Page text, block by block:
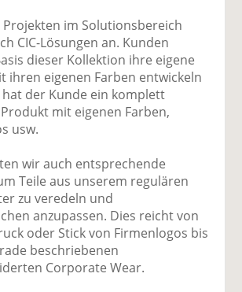
im Solutionsbereich
CIC-Lösungen an. Kunden
dieser Kollektion ihre eigene
ihren eigenen Farben entwickeln
hat der Kunde ein komplett
mit eigenen Farben,
usw.
wir auch entsprechende
Teile aus unserem regulären
zu veredeln und
anzupassen. Dies reicht von
oder Stick von Firmenlogos bis
beschriebenen
Corporate Wear.